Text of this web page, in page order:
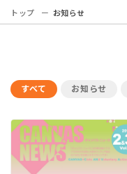
トップ お知らせ
すべて お知らせ